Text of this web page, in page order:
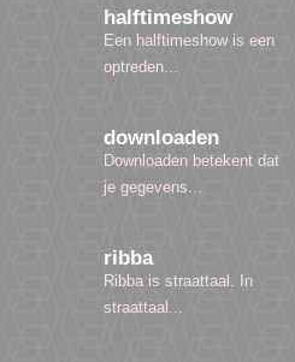
halftimeshow
Een halftimeshow is een
optreden...
downloaden
Downloaden betekent dat
je gegevens...
ribba
Ribba is straattaal. In
straattaal...